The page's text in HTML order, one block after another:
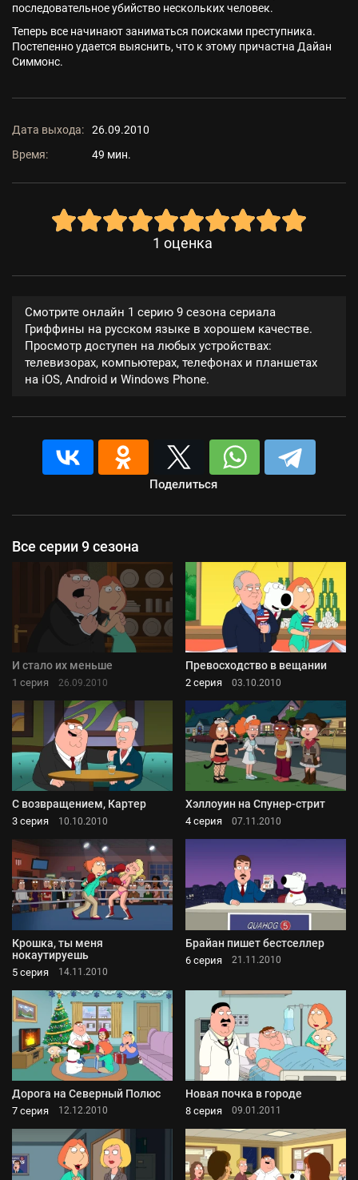
последовательное убийство нескольких человек.
Теперь все начинают заниматься поисками преступника.
Постепенно удается выяснить, что к этому причастна Дайан
Симмонс.
Дата выхода:
26.09.2010
Время:
49 мин.
1 оценка
Смотрите онлайн 1 серию 9 сезона сериала
Гриффины на русском языке в хорошем качестве.
Просмотр доступен на любых устройствах:
телевизорах, компьютерах, телефонах и планшетах
на iOS, Android и Windows Phone.
Поделиться
Все серии 9 сезона
И стало их меньше
1 серия 26.09.2010
Превосходство в вещании
2 серия 03.10.2010
С возвращением, Картер
3 серия 10.10.2010
Хэллоуин на Спунер-стрит
4 серия 07.11.2010
Крошка, ты меня
нокаутируешь
5 серия 14.11.2010
Брайан пишет бестселлер
6 серия 21.11.2010
Дорога на Северный Полюс
7 серия 12.12.2010
Новая почка в городе
8 серия 09.01.2011